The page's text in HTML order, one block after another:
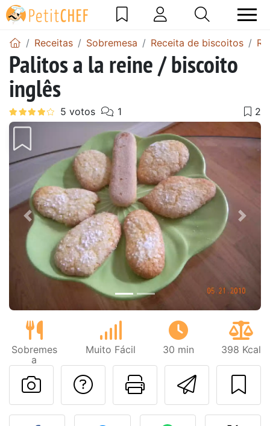
Receitas Sobremesa Receita de biscoitos
Palitos a la reine / biscoito
inglês
Anterior Next
Sobremes
a
Muito Fácil 30 min 398 Kcal
Imprima
Falar com o autor
Fez esta receita?